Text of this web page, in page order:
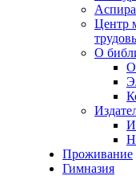
Центр
О
Проживание
Гимназия